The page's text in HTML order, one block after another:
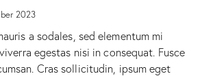
2023
a sodales, sed elementum mi
egestas nisi in consequat. Fusce
Cras sollicitudin, ipsum eget